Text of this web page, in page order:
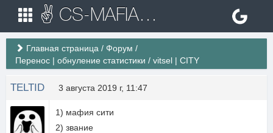
✌ CS-MAFIA.RU ✌ Игровые сервера Counter Strike 1.6
Главная страница / Форум /
Перенос | обнуление статистики / vitsel | CITY
TELTID 3 августа 2019 г, 11:47
1) мафия сити
2) звание